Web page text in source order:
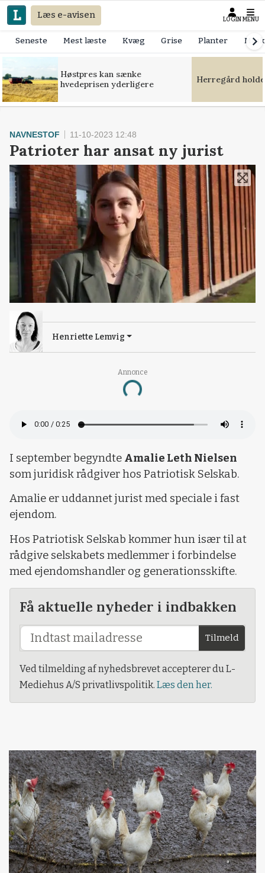
Læs e-avisen LOGIN MENU
Seneste Mest læste Kvæg Grise Planter
Høstpres kan sænke
hvedeprisen yderligere
Herregård
Annonce
Loading...
NAVNESTOF 11-10-2023 12:48
Patrioter har ansat ny jurist
Henriette Lemvig
I september begyndte Amalie Leth Nielsen
som juridisk rådgiver hos Patriotisk Selskab.
Amalie er uddannet jurist med speciale i fast
ejendom.
Hos Patriotisk Selskab kommer hun især til at
rådgive selskabets medlemmer i forbindelse
med ejendomshandler og generationsskifte.
Få aktuelle nyheder i indbakken
Tilmeld
Ved tilmelding af nyhedsbrevet accepterer du L-
Mediehus A/S privatlivspolitik. Læs den her.